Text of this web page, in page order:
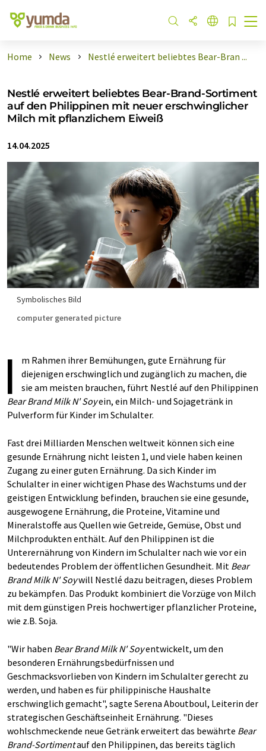
Home News Nestlé erweitert beliebtes Bear-Bran ...
Nestlé erweitert beliebtes Bear-Brand-Sortiment
auf den Philippinen mit neuer erschwinglicher
Milch mit pflanzlichem Eiweiß
14.04.2025
Symbolisches Bild
computer generated picture
I
m Rahmen ihrer Bemühungen, gute Ernährung für
diejenigen erschwinglich und zugänglich zu machen, die
sie am meisten brauchen, führt Nestlé auf den Philippinen
Bear Brand Milk N' Soyein, ein Milch- und Sojagetränk in
Pulverform für Kinder im Schulalter.
Fast drei Milliarden Menschen weltweit können sich eine
gesunde Ernährung nicht leisten 1, und viele haben keinen
Zugang zu einer guten Ernährung. Da sich Kinder im
Schulalter in einer wichtigen Phase des Wachstums und der
geistigen Entwicklung befinden, brauchen sie eine gesunde,
ausgewogene Ernährung, die Proteine, Vitamine und
Mineralstoffe aus Quellen wie Getreide, Gemüse, Obst und
Milchprodukten enthält. Auf den Philippinen ist die
Unterernährung von Kindern im Schulalter nach wie vor ein
bedeutendes Problem der öffentlichen Gesundheit. Mit Bear
Brand Milk N' Soywill Nestlé dazu beitragen, dieses Problem
zu bekämpfen. Das Produkt kombiniert die Vorzüge von Milch
mit dem günstigen Preis hochwertiger pflanzlicher Proteine,
wie z.B. Soja.
"Wir haben Bear Brand Milk N' Soyentwickelt, um den
besonderen Ernährungsbedürfnissen und
Geschmacksvorlieben von Kindern im Schulalter gerecht zu
werden, und haben es für philippinische Haushalte
erschwinglich gemacht", sagte Serena Aboutboul, Leiterin der
strategischen Geschäftseinheit Ernährung. "Dieses
wohlschmeckende neue Getränk erweitert das bewährte Bear
Brand-Sortimentauf den Philippinen, das bereits täglich